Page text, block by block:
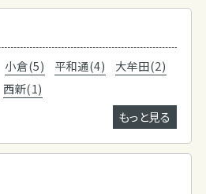
小倉(5) 平和通(4)
大牟田(2)
西新(1)
もっと見る